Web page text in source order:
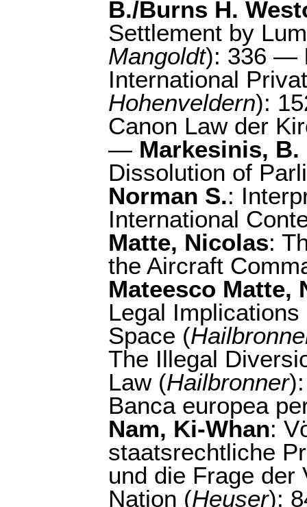
B./Burns H.
Settlement by
Mangoldt): 336 —
International
Hohenveldern):
Canon Law der
— Markesinis, B.
Dissolution of
Norman S.:
International
Matte, Nicolas:
the Aircraft
Mateesco Matte,
Legal
Space (
The Illegal
Law (Hailbronner
Banca europea
Nam, Ki-Whan:
staatsrechtliche
und die Frage der
Nation (Heuser):